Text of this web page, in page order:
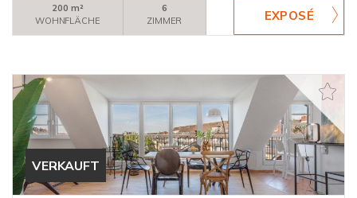
200 m²
WOHNFLÄCHE
6
ZIMMER
VERKAUFT